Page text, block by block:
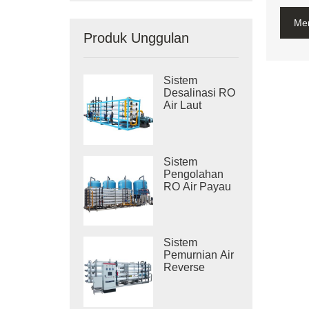
Produk Unggulan
Sistem
Desalinasi RO
Air Laut
Sistem
Pengolahan
RO Air Payau
Sistem
Pemurnian Air
Reverse